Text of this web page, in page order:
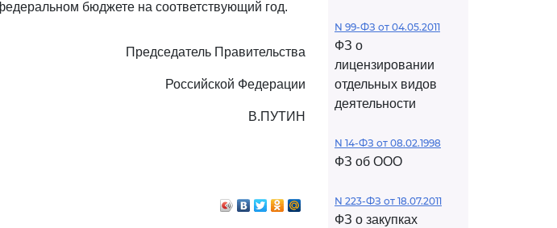
бюджете на соответствующий год.
Председатель Правительства
Российской Федерации
В.ПУТИН
N 99-ФЗ от 04.05.2011
ФЗ о
лицензировании
отдельных видов
деятельности
N 14-ФЗ от 08.02.1998
ФЗ об ООО
N 223-ФЗ от 18.07.2011
ФЗ о закупках